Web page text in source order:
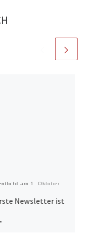
am 1. Oktober
Newsletter ist